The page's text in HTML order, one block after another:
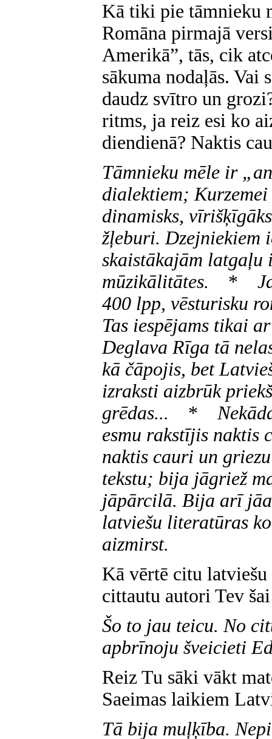
Kā tiki pie tāmnieku
Romāna pirmajā
Amerikā”, tās, cik
sākuma nodaļās. Vai
daudz svītro un
ritms, ja reiz esi ko
diendienā? Naktis
Tāmnieku mēle ir
dialektiem;
dinamisks,
žļeburi. Dzejniekiem
skaistākajām latgaļu
mūzikālitātes. *
400 lpp, vēsturisku
Tas iespējams tikai
Deglava Rīga tā
kā čāpojis, bet
izraksti aizbrūk
grēdas... *
esmu rakstījis naktis
naktis cauri un
tekstu; bija jāgriež
jāpārcilā. Bija arī
latviešu literatūras
aizmirst.
Kā vērtē citu latviešu
cittautu autori Tev
Šo to jau teicu. No
apbrīnoju šveicieti
Reiz Tu sāki vākt
Saeimas laikiem
Tā bija muļķība.